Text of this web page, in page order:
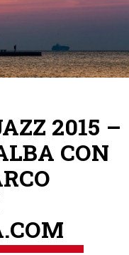
2015 –
CON